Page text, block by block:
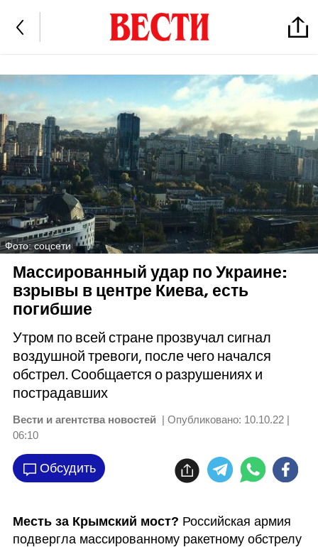
Фото: соцсети
Массированный удар по Украине:
взрывы в центре Киева, есть
погибшие
Утром по всей стране прозвучал сигнал
воздушной тревоги, после чего начался
обстрел. Сообщается о разрушениях и
пострадавших
Вести и агентства новостей | Опубликовано: 10.10.22 |
06:10
Обсудить
Месть за Крымский мост? Российская армия
подвергла массированному ракетному обстрелу